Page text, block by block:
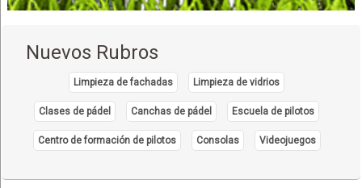
Nuevos Rubros
Limpieza de fachadas Limpieza de vidrios
Clases de pádel Canchas de pádel Escuela de pilotos
Centro de formación de pilotos Consolas Videojuegos